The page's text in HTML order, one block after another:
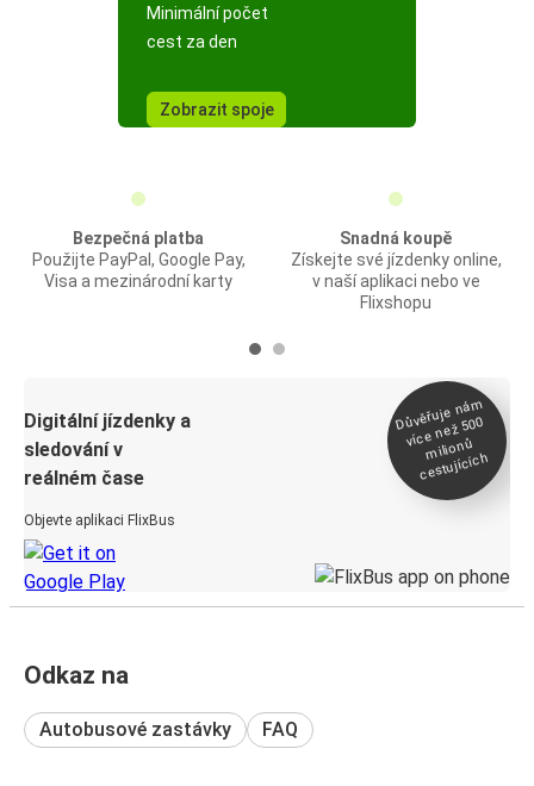
Minimální počet
cest za den
Zobrazit spoje
Bezpečná platba
Použijte PayPal, Google Pay,
Visa a mezinárodní karty
Snadná koupě
Získejte své jízdenky online,
v naší aplikaci nebo ve
Flixshopu
Digitální jízdenky a
sledování v
reálném čase
Objevte aplikaci FlixBus
Důvěřuje ná
m
více než 500
milionů
cestujících
Odkaz na
Autobusové zastávky FAQ